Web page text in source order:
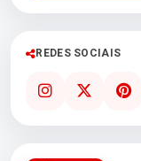
REDES SOCIAIS